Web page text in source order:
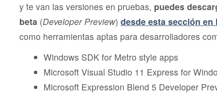
y te van las versiones en pruebas, puedes
beta (Developer Preview) desde esta sección
como herramientas aptas para desarrolladores
Windows SDK for Metro style apps
Microsoft Visual Studio 11 Express for
Microsoft Expression Blend 5 Developer